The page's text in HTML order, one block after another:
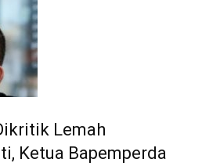
Lemah
Ketua Bapemperda